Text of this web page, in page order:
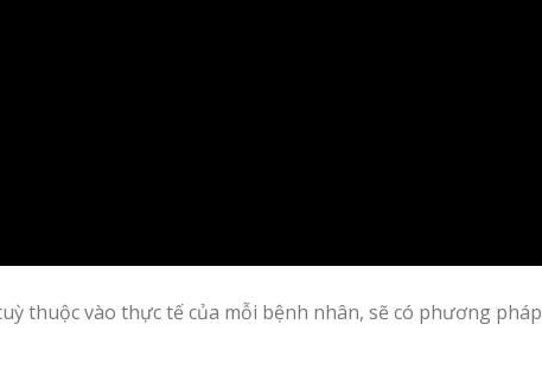
thuộc vào thực tế của mỗi bệnh nhân, sẽ có phương